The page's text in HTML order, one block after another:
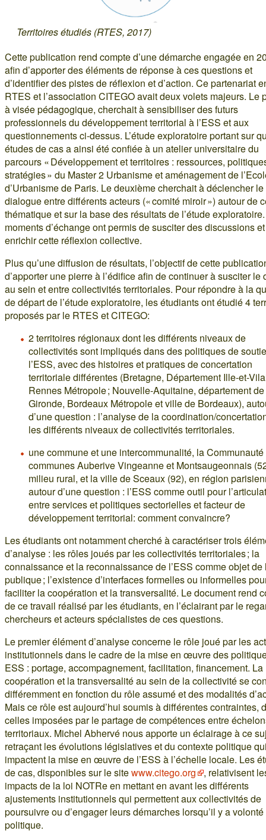
Territoires étudiés (RTES, 2017)
Cette publication rend compte d’une démarche engagée en
afin d’apporter des éléments de réponse à ces questions et
d’identifier des pistes de réflexion et d’action. Ce partenariat
RTES et l’association CITEGO avait deux volets majeurs. Le
à visée pédagogique, cherchait à sensibiliser des futurs
professionnels du développement territorial à l’ESS et aux
questionnements ci-dessus. L’étude exploratoire portant sur
études de cas a ainsi été confiée à un atelier universitaire du
parcours « Développement et territoires : ressources,
stratégies » du Master 2 Urbanisme et aménagement de
d’Urbanisme de Paris. Le deuxième cherchait à déclencher le
dialogue entre différents acteurs (« comité miroir ») autour de
thématique et sur la base des résultats de l’étude
moments d’échange ont permis de susciter des discussions et
enrichir cette réflexion collective.
Plus qu’une diffusion de résultats, l’objectif de cette
d’apporter une pierre à l’édifice afin de continuer à susciter le
au sein et entre collectivités territoriales. Pour répondre à la
de départ de l’étude exploratoire, les étudiants ont étudié 4
proposés par le RTES et CITEGO:
2 territoires régionaux dont les différents niveaux de
collectivités sont impliqués dans des politiques de
l’ESS, avec des histoires et pratiques de concertation
territoriale différentes (Bretagne, Département Ille-et-
Rennes Métropole ; Nouvelle-Aquitaine, département de
Gironde, Bordeaux Métropole et ville de Bordeaux),
d’une question : l’analyse de la coordination/
les différents niveaux de collectivités territoriales.
une commune et une intercommunalité, la
communes Auberive Vingeanne et Montsaugeonnais
milieu rural, et la ville de Sceaux (92), en région
autour d’une question : l’ESS comme outil pour
entre services et politiques sectorielles et facteur de
développement territorial: comment convaincre?
Les étudiants ont notamment cherché à caractériser trois
d’analyse : les rôles joués par les collectivités territoriales ; la
connaissance et la reconnaissance de l’ESS comme objet de
publique ; l’existence d’interfaces formelles ou informelles
faciliter la coopération et la transversalité. Le document rend
de ce travail réalisé par les étudiants, en l’éclairant par le
chercheurs et acteurs spécialistes de ces questions.
Le premier élément d’analyse concerne le rôle joué par les
institutionnels dans le cadre de la mise en œuvre des
ESS : portage, accompagnement, facilitation, financement. La
coopération et la transversalité au sein de la collectivité se
différemment en fonction du rôle assumé et des modalités
Mais ce rôle est aujourd’hui soumis à différentes contraintes,
celles imposées par le partage de compétences entre
territoriaux. Michel Abhervé nous apporte un éclairage à ce
retraçant les évolutions législatives et du contexte politique
impactent la mise en œuvre de l’ESS à l’échelle locale. Les
de cas, disponibles sur le sitewww.citego.org
, relativisent
impacts de la loi NOTRe en mettant en avant les différents
ajustements institutionnels qui permettent aux collectivités de
poursuivre ou d’engager leurs démarches lorsqu’il y a volonté
politique.